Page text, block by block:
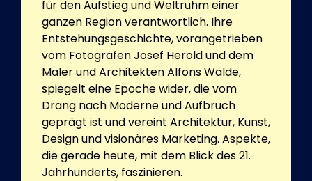
für den Aufstieg und Weltruhm einer
ganzen Region verantwortlich. Ihre
Entstehungsgeschichte, vorangetrieben
vom Fotografen Josef Herold und dem
Maler und Architekten Alfons Walde,
spiegelt eine Epoche wider, die vom
Drang nach Moderne und Aufbruch
geprägt ist und vereint Architektur, Kunst,
Design und visionäres Marketing. Aspekte,
die gerade heute, mit dem Blick des 21.
Jahrhunderts, faszinieren.